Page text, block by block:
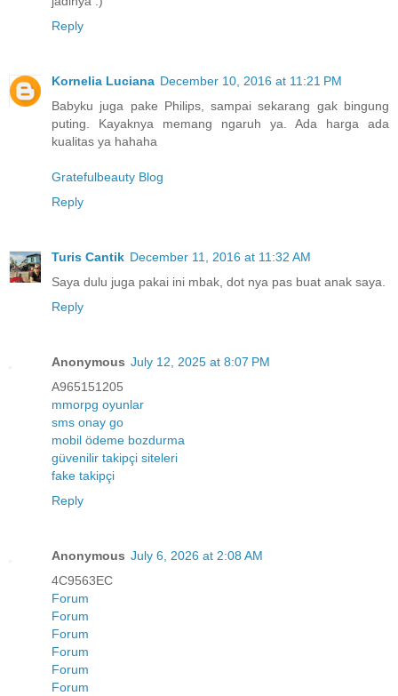
Reply
Kornelia Luciana December 10, 2016 at 11:21 PM
Babyku juga pake Philips, sampai sekarang gak bingung
puting. Kayaknya memang ngaruh ya. Ada harga ada
kualitas ya hahaha
Gratefulbeauty Blog
Reply
Turis Cantik December 11, 2016 at 11:32 AM
Saya dulu juga pakai ini mbak, dot nya pas buat anak saya.
Reply
Anonymous July 12, 2025 at 8:07 PM
A965151205
mmorpg oyunlar
sms onay go
mobil ödeme bozdurma
güvenilir takipçi siteleri
fake takipçi
Reply
Anonymous July 6, 2026 at 2:08 AM
4C9563EC
Forum
Forum
Forum
Forum
Forum
Forum